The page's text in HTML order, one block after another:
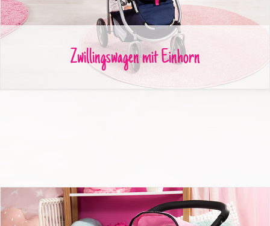
Zwillingswagen mit Einhorn